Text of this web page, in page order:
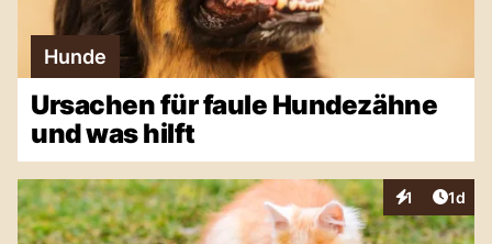
Hunde
Ursachen für faule Hundezähne
und was hilft
1
Interaktionen
1d